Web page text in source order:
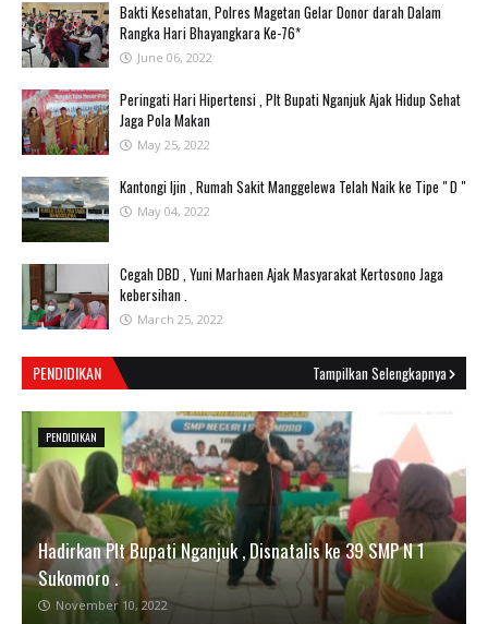
Bakti Kesehatan, Polres Magetan Gelar Donor darah Dalam
Rangka Hari Bhayangkara Ke-76*
June 06, 2022
Peringati Hari Hipertensi , Plt Bupati Nganjuk Ajak Hidup Sehat
Jaga Pola Makan
May 25, 2022
Kantongi Ijin , Rumah Sakit Manggelewa Telah Naik ke Tipe " D "
May 04, 2022
Cegah DBD , Yuni Marhaen Ajak Masyarakat Kertosono Jaga
kebersihan .
March 25, 2022
PENDIDIKAN Tampilkan Selengkapnya
PENDIDIKAN
Hadirkan Plt Bupati Nganjuk , Disnatalis ke 39 SMP N 1
Sukomoro .
November 10, 2022